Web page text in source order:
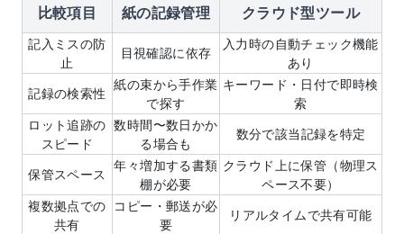
比較項目 紙の記録管理 クラウド型ツール
記入ミスの防
止
目視確認に依存
入力時の自動チェック機能
あり
記録の検索性
紙の束から手作業
で探す
キーワード・日付で即時検
索
ロット追跡の
スピード
数時間〜数日かか
る場合も
数分で該当記録を特定
保管スペース
年々増加する書類
棚が必要
クラウド上に保管（物理ス
ペース不要）
複数拠点での
共有
コピー・郵送が必
要
リアルタイムで共有可能